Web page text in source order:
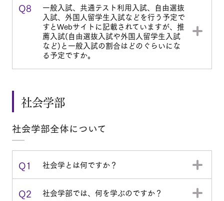
Q8 一般入試、共通テスト利用入試、自由選抜
入試、外国人留学生入試などを行う予定で
すとWebサイトに記載されていますが、推
薦入試(自由選抜入試や外国人留学生入試
など)と一般入試の割合はどのぐらいにな
る予定ですか。
社会学部
社会学部全体について
Q1 社会学とは何ですか？
Q2 社会学部では、何を学ぶのですか？